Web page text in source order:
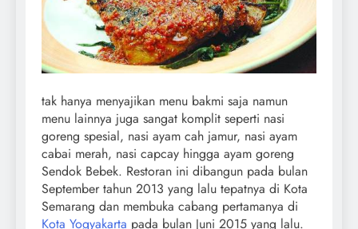
tak hanya menyajikan menu bakmi saja namun
menu lainnya juga sangat komplit seperti nasi
goreng spesial, nasi ayam cah jamur, nasi ayam
cabai merah, nasi capcay hingga ayam goreng
Sendok Bebek. Restoran ini dibangun pada bulan
September tahun 2013 yang lalu tepatnya di Kota
Semarang dan membuka cabang pertamanya di
Kota Yogyakarta pada bulan Juni 2015 yang lalu.